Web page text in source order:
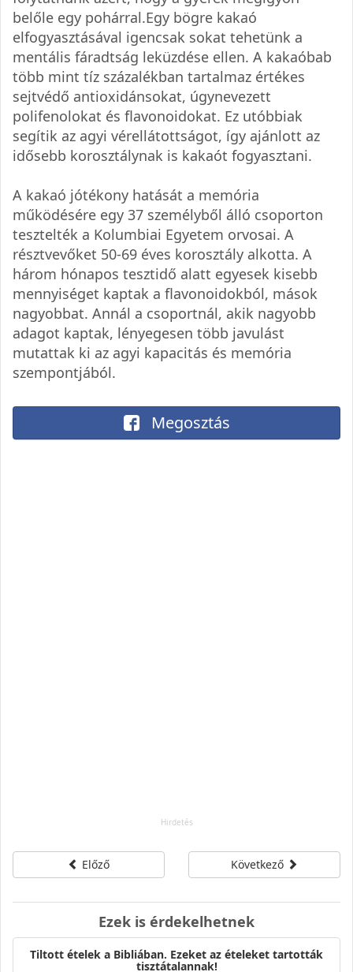
belőle egy pohárral.Egy bögre kakaó
elfogyasztásával igencsak sokat tehetünk a
mentális fáradtság leküzdése ellen. A kakaóbab
több mint tíz százalékban tartalmaz értékes
sejtvédő antioxidánsokat, úgynevezett
polifenolokat és flavonoidokat. Ez utóbbiak
segítik az agyi vérellátottságot, így ajánlott az
idősebb korosztálynak is kakaót fogyasztani.
A kakaó jótékony hatását a memória
működésére egy 37 személyből álló csoporton
tesztelték a Kolumbiai Egyetem orvosai. A
résztvevőket 50-69 éves korosztály alkotta. A
három hónapos tesztidő alatt egyesek kisebb
mennyiséget kaptak a flavonoidokból, mások
nagyobbat. Annál a csoportnál, akik nagyobb
adagot kaptak, lényegesen több javulást
mutattak ki az agyi kapacitás és memória
szempontjából.
Megosztás
Előző Következő
Ezek is érdekelhetnek
Tiltott ételek a Bibliában. Ezeket az ételeket tartották
tisztátalannak!